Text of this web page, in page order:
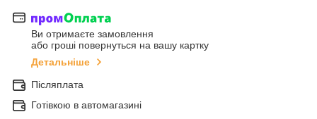
Ви отримаєте замовлення
або гроші повернуться на вашу картку
Детальніше
Післяплата
Готівкою в автомагазині